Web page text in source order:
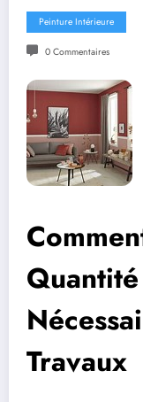
Peinture Intérieure
0 Commentaires
Travaux